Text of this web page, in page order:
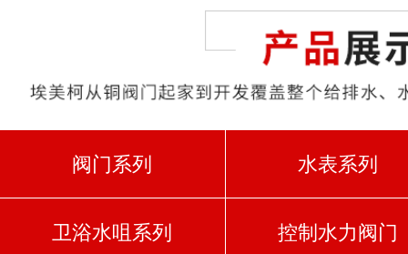
阀门系列 水表系列
卫浴水咀系列 控制水力阀门